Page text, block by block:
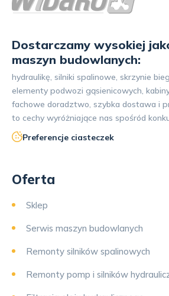
Dostarczamy wysokiej
maszyn budowlanych:
hydraulikę, silniki spalinowe, skrzynie
elementy podwozi gąsienicowych,
fachowe doradztwo, szybka dostawa i
to cechy wyróżniające nas spośród
Preferencje ciasteczek
Oferta
Sklep
Serwis maszyn budowlanych
Remonty silników spalinowych
Remonty pomp i silników